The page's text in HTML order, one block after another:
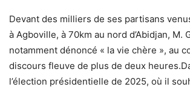
Devant des milliers de ses partisans
à Agboville, à 70km au nord d’Abidjan, M.
notamment dénoncé « la vie chère », au
discours fleuve de plus de deux
l’élection présidentielle de 2025, où il